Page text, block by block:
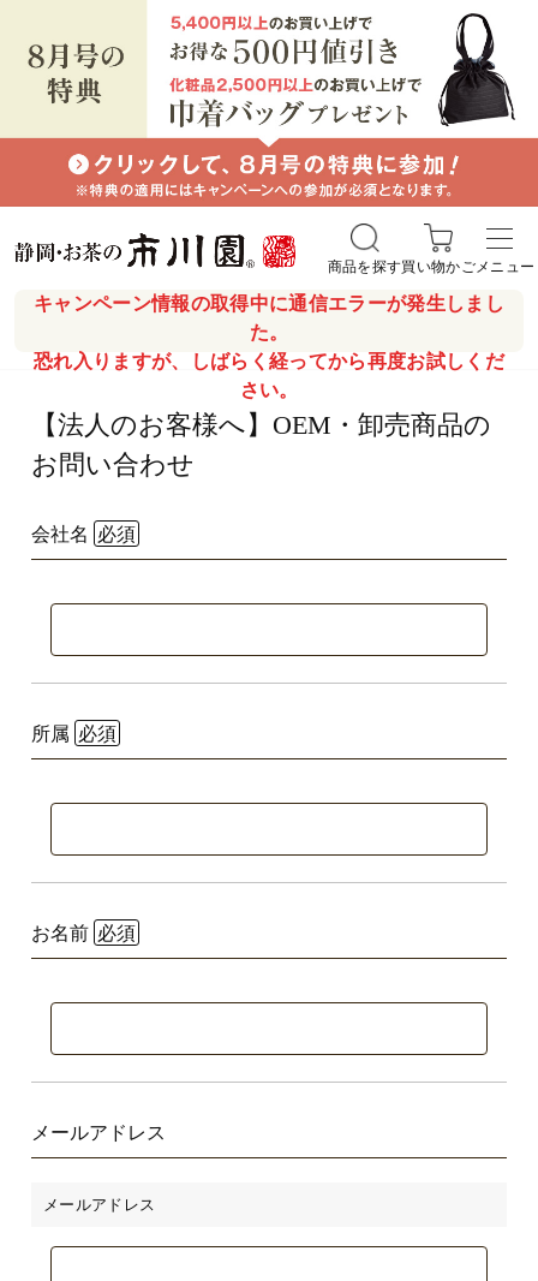
キャンペーン情報の取得中に通信エラーが発生しまし
た。
恐れ入りますが、しばらく経ってから再度お試しくだ
さい。
商品を探す買い物かごメニュー
【法人のお客様へ】OEM・卸売商品の
お問い合わせ
会社名
所属
お名前
メールアドレス
メールアドレス